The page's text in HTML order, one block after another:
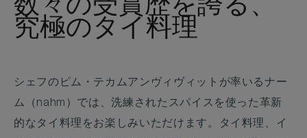
数々の受賞歴を誇る、
究極のタイ料理
シェフのピム・テカムアンヴィヴィットが率いるナー
ム（nahm）では、洗練されたスパイスを使った革新
的なタイ料理をお楽しみいただけます。タイ料理、イ